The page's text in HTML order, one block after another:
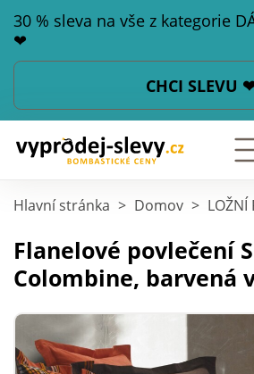
30 % sleva na vše z kategorie
❤
CHCI SLEVU
Hlavní stránka > Domov > LOŽNÍ
Flanelové povlečení
Colombine, barvená